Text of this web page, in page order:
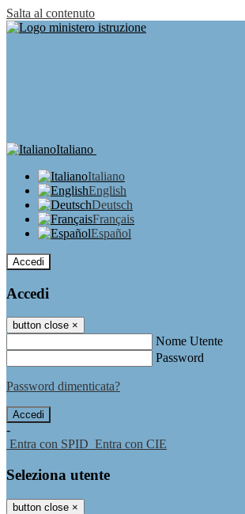
Salta al contenuto
Italiano
Italiano
English
Deutsch
Français
Español
Accedi
Accedi
button close ×
Nome Utente
Password
Password dimenticata?
-
Entra con SPID Entra con CIE
Seleziona utente
button close ×